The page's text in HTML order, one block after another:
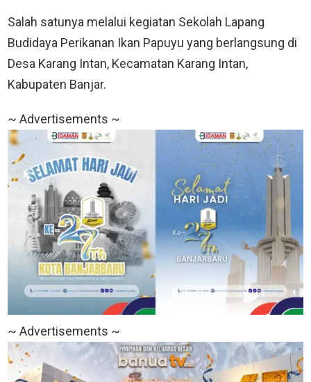
Salah satunya melalui kegiatan Sekolah Lapang
Budidaya Perikanan Ikan Papuyu yang berlangsung di
Desa Karang Intan, Kecamatan Karang Intan,
Kabupaten Banjar.
~ Advertisements ~
~ Advertisements ~